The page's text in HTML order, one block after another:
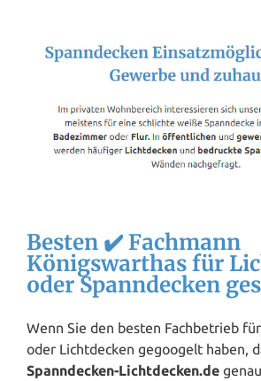
Besten ✔️ Fachmann
Königswarthas für
oder Spanndecken
Wenn Sie den besten Fachbetrieb
oder Lichtdecken gegoogelt haben,
Spanndecken-Lichtdecken.de